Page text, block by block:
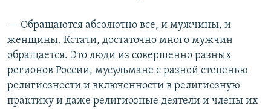
— Обращаются абсолютно все, и мужчины, и
женщины. Кстати, достаточно много мужчин
обращается. Это люди из совершенно разных
регионов России, мусульмане с разной степенью
религиозности и включенности в религиозную
практику и даже религиозные деятели и члены их